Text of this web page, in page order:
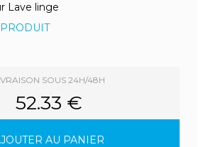
Lave linge
SOUS 24H/48H
52.33 €
AU PANIER